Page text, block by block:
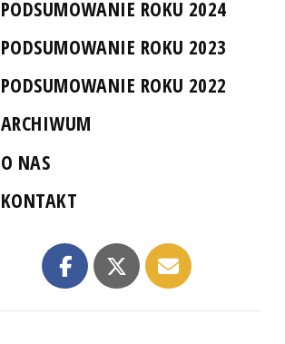
PODSUMOWANIE ROKU 2024
PODSUMOWANIE ROKU 2023
PODSUMOWANIE ROKU 2022
ARCHIWUM
O NAS
KONTAKT